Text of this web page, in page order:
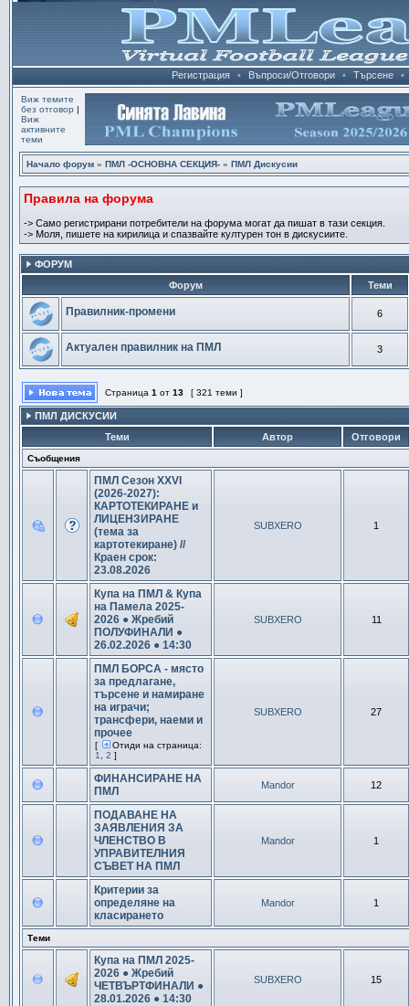
Регистрация • Въпроси/Отговори • Търсене •
Виж темите
без отговор |
Виж
активните
теми
Начало форум » ПМЛ -ОСНОВНА СЕКЦИЯ- » ПМЛ Дискусии
Правила на форума
-> Само регистрирани потребители на форума могат да пишат в тази секция.
-> Моля, пишете на кирилица и спазвайте културен тон в дискусиите.
ФОРУМ
Форум
Теми
Правилник-промени 6
Актуален правилник на ПМЛ 3
Страница 1 от 13 [ 321 теми ]
ПМЛ ДИСКУСИИ
Теми
Автор Отговори
Съобщения
ПМЛ Сезон XXVI
(2026-2027):
КАРТОТЕКИРАНЕ и
ЛИЦЕНЗИРАНЕ
(тема за
картотекиране) //
Краен срок:
23.08.2026
SUBXERO 1
Купа на ПМЛ & Купа
на Памела 2025-
2026 ● Жребий
ПОЛУФИНАЛИ ●
26.02.2026 ● 14:30
SUBXERO 11
ПМЛ БОРСА - място
за предлагане,
търсене и намиране
на играчи;
трансфери, наеми и
прочее
[
Отиди на страница:
1
2 ]
SUBXERO 27
ФИНАНСИРАНЕ НА
ПМЛ
Mandor 12
ПОДАВАНЕ НА
ЗАЯВЛЕНИЯ ЗА
ЧЛЕНСТВО В
УПРАВИТЕЛНИЯ
СЪВЕТ НА ПМЛ
Mandor 1
Критерии за
определяне на
класирането
Mandor 1
Теми
Купа на ПМЛ 2025-
2026 ● Жребий
ЧЕТВЪРТФИНАЛИ ●
28.01.2026 ● 14:30
SUBXERO 15